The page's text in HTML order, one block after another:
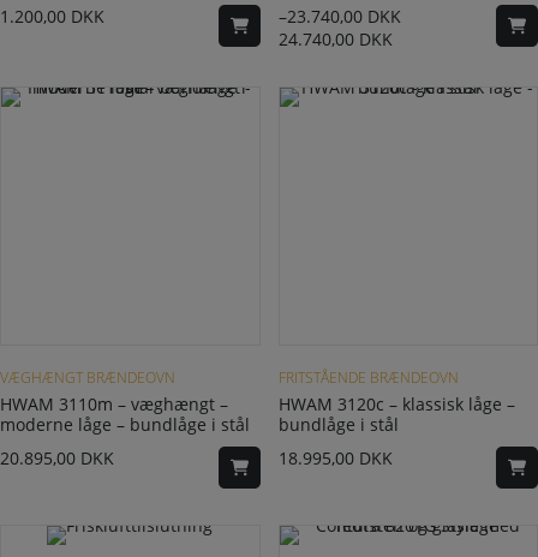
1.200,00 DKK
23.740,00 DKK
–
24.740,00 DKK
VÆGHÆNGT BRÆNDEOVN
HWAM 3110m – væghængt –
moderne låge – bundlåge i stål
20.895,00 DKK
FRITSTÅENDE BRÆNDEOVN
HWAM 3120c – klassisk låge –
bundlåge i stål
18.995,00 DKK